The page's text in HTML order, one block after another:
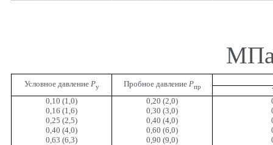
МПа
Условное давление Ру Пробное давление Рпр
0,10 (1,0)
0,20 (2,0)
0,16 (1,6)
0,30 (3,0)
0,25 (2,5)
0,40 (4,0)
0,40 (4,0)
0,60 (6,0)
0,63 (6,3)
0,90 (9,0)